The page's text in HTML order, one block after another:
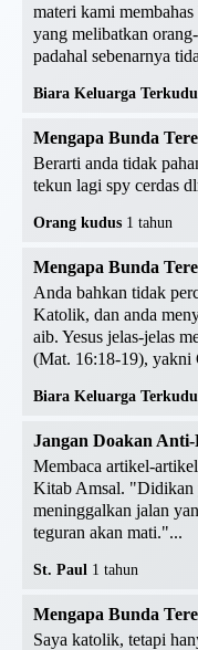
materi kami
yang melibatkan
padahal sebenarnya
Biara Keluarga
Mengapa Bunda
Berarti anda tidak
tekun lagi spy cerdas
Orang kudus 1 tahun
Mengapa Bunda
Anda bahkan tidak
Katolik, dan anda
aib. Yesus jelas-jelas
(Mat. 16:18-19), yakni
Biara Keluarga
Jangan Doakan Anti-
Membaca artikel-
Kitab Amsal. "Didikan
meninggalkan jalan
teguran akan mati."...
St. Paul 1 tahun
Mengapa Bunda
Saya katolik, tetapi